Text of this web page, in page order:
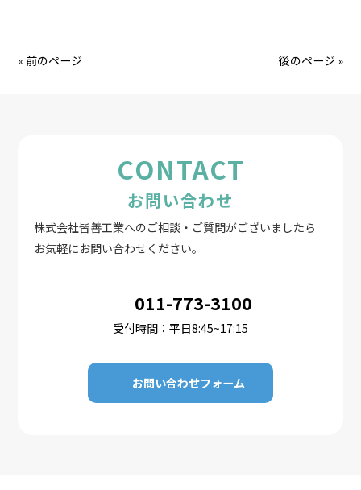
« 前のページ 後のページ »
CONTACT
お問い合わせ
株式会社皆善工業へのご相談・ご質問がございましたら
お気軽にお問い合わせください。
011-773-3100
受付時間：平日8:45~17:15
お問い合わせフォーム